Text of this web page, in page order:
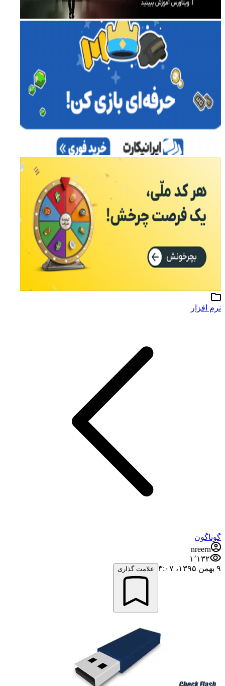
نرم افزار
گوناگون
nreern
۱٬۱۳۲
۹ بهمن ۱۳۹۵،‏ ۳:۰۷
علامت گذاری